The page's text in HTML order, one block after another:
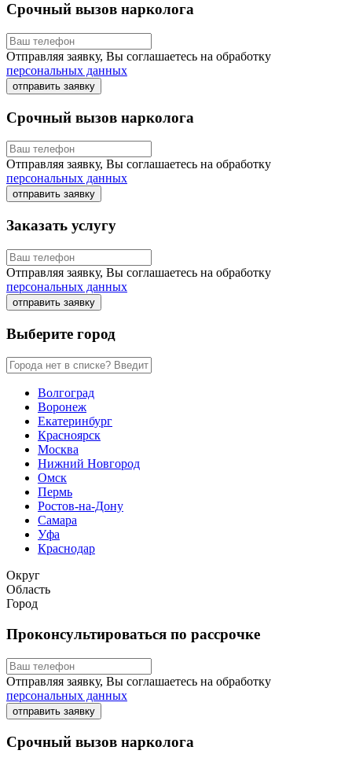
Срочный вызов нарколога
Отправляя заявку, Вы соглашаетесь на обработку
персональных данных
отправить заявку
Срочный вызов нарколога
Отправляя заявку, Вы соглашаетесь на обработку
персональных данных
отправить заявку
Заказать услугу
Отправляя заявку, Вы соглашаетесь на обработку
персональных данных
отправить заявку
Выберите город
Волгоград
Воронеж
Екатеринбург
Красноярск
Москва
Нижний Новгород
Омск
Пермь
Ростов-на-Дону
Самара
Уфа
Краснодар
Округ
Область
Город
Проконсультироваться по рассрочке
Отправляя заявку, Вы соглашаетесь на обработку
персональных данных
отправить заявку
Срочный вызов нарколога